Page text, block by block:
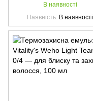
В наявності
Наявність В наявності